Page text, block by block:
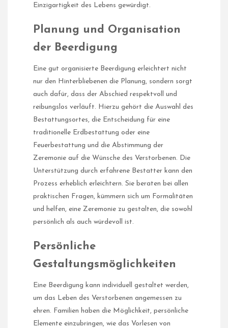
Einzigartigkeit des Lebens gewürdigt.
Planung und Organisation
der Beerdigung
Eine gut organisierte Beerdigung erleichtert nicht
nur den Hinterbliebenen die Planung, sondern sorgt
auch dafür, dass der Abschied respektvoll und
reibungslos verläuft. Hierzu gehört die Auswahl des
Bestattungsortes, die Entscheidung für eine
traditionelle Erdbestattung oder eine
Feuerbestattung und die Abstimmung der
Zeremonie auf die Wünsche des Verstorbenen. Die
Unterstützung durch erfahrene Bestatter kann den
Prozess erheblich erleichtern. Sie beraten bei allen
praktischen Fragen, kümmern sich um Formalitäten
und helfen, eine Zeremonie zu gestalten, die sowohl
persönlich als auch würdevoll ist.
Persönliche
Gestaltungsmöglichkeiten
Eine Beerdigung kann individuell gestaltet werden,
um das Leben des Verstorbenen angemessen zu
ehren. Familien haben die Möglichkeit, persönliche
Elemente einzubringen, wie das Vorlesen von